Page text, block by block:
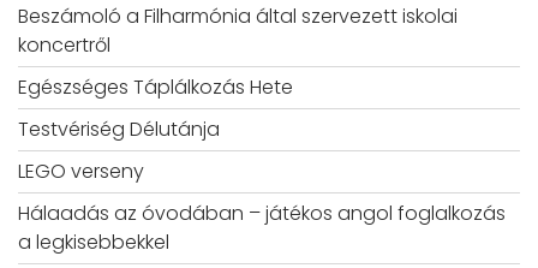
Beszámoló a Filharmónia által szervezett iskolai
koncertről
Egészséges Táplálkozás Hete
Testvériség Délutánja
LEGO verseny
Hálaadás az óvodában – játékos angol foglalkozás
a legkisebbekkel